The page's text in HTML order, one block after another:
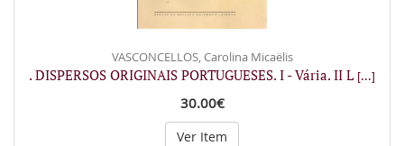
VASCONCELLOS, Carolina Micaëlis
. DISPERSOS ORIGINAIS PORTUGUESES. I - Vária. II L [...]
30.00€
Ver Item